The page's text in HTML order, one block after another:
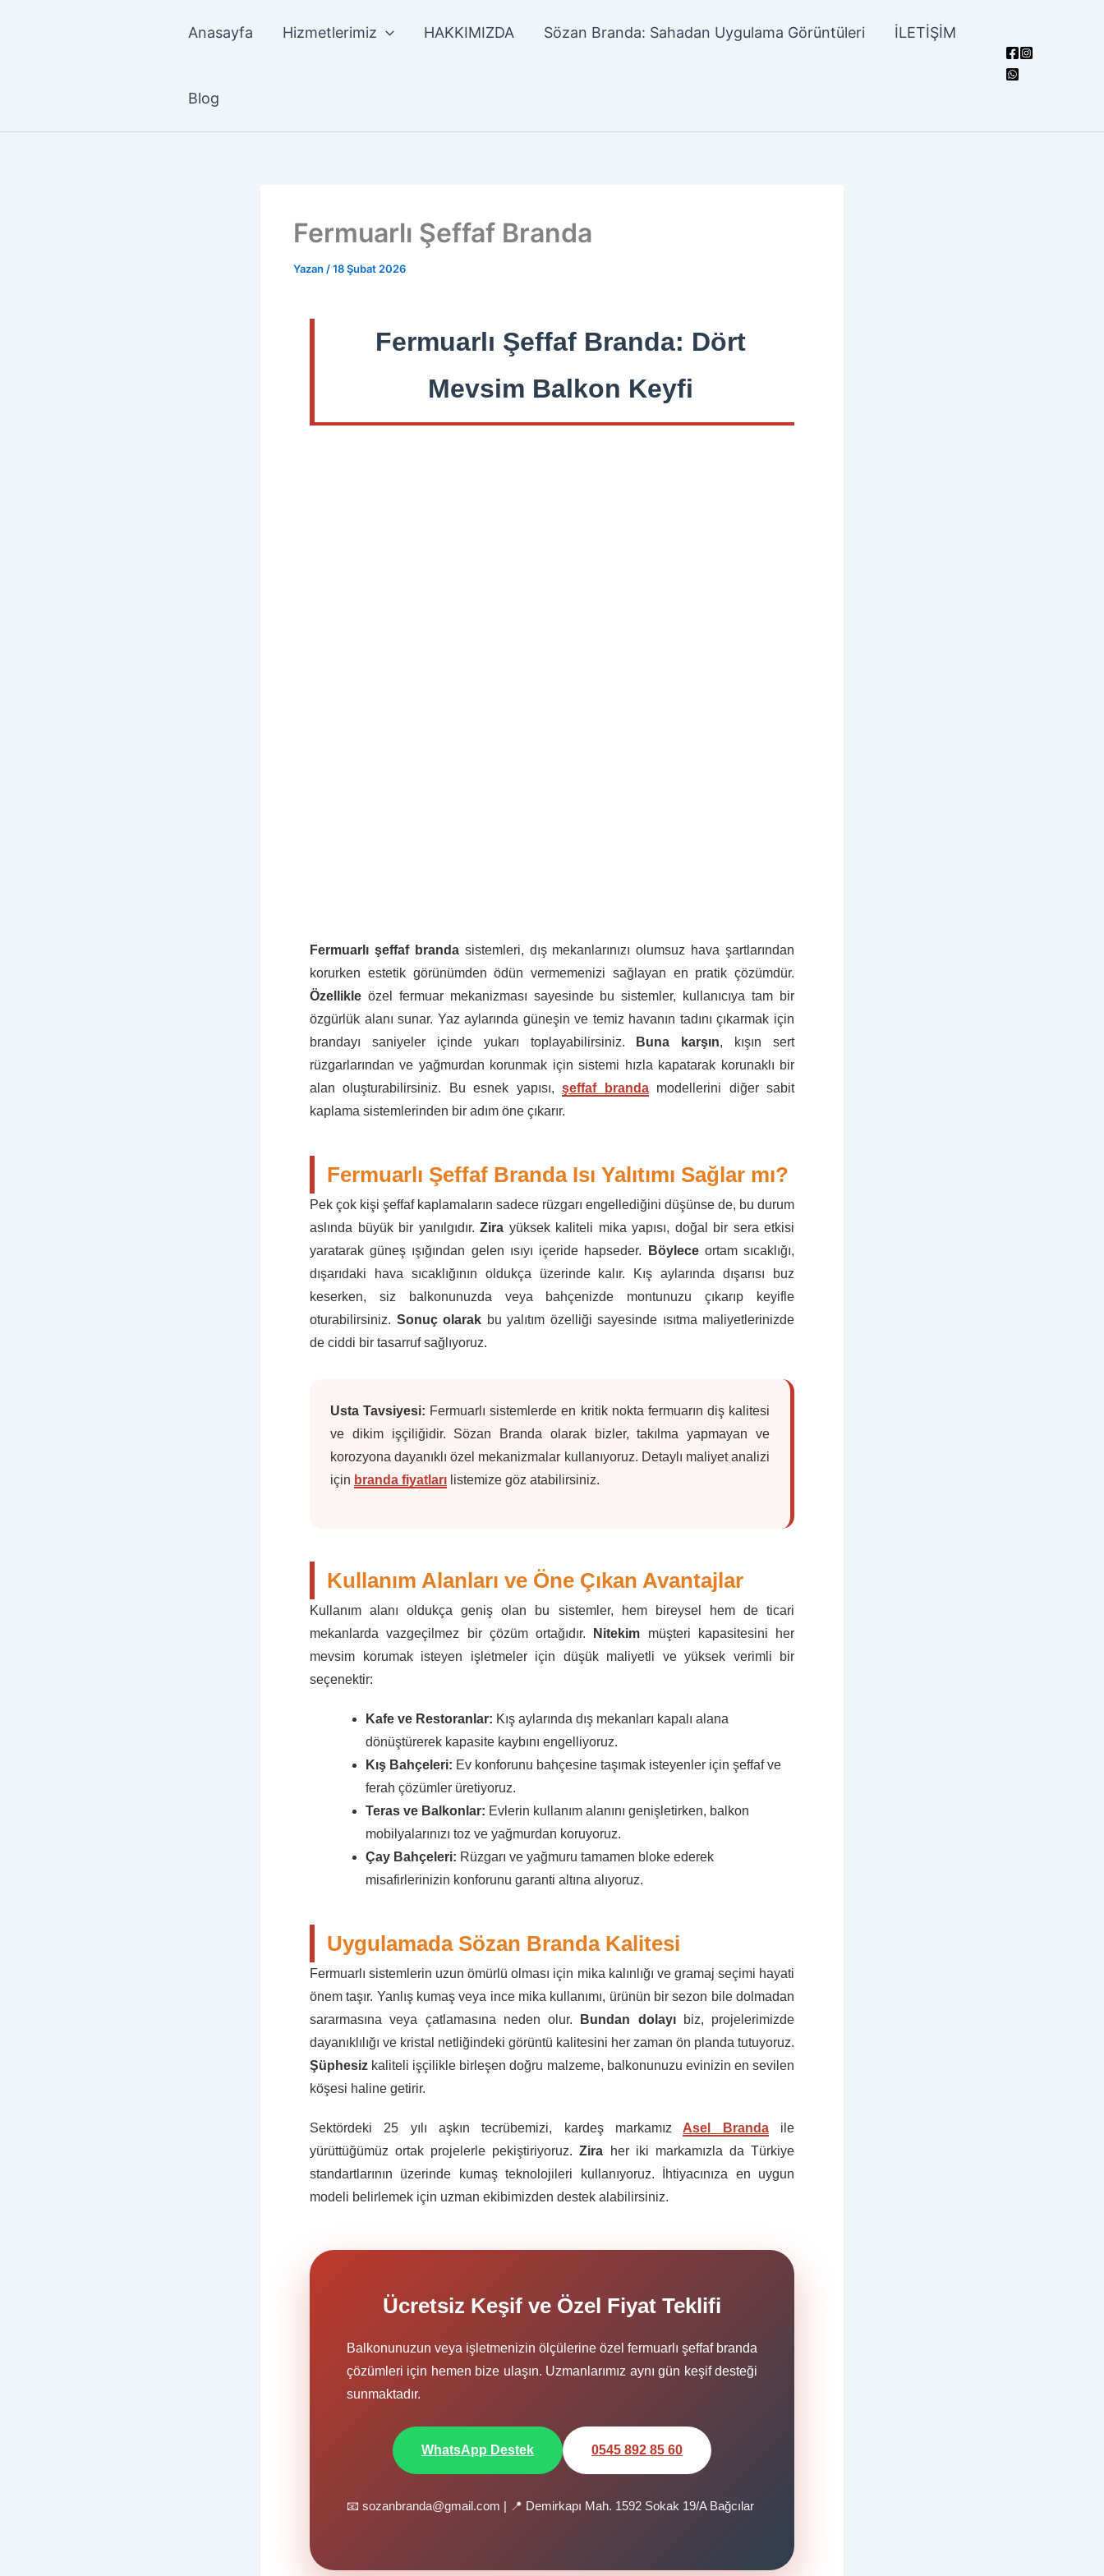
Anasayfa Hizmetlerimiz HAKKIMIZDA Sözan Branda: Sahadan Uygulama Görüntüleri İLETİŞİM
Blog
Fermuarlı Şeffaf Branda
Yazan /18 Şubat 2026
Fermuarlı Şeffaf Branda: Dört
Mevsim Balkon Keyfi
Fermuarlı şeffaf brandasistemleri, dış mekanlarınızı olumsuz hava şartlarından
korurken estetik görünümden ödün vermemenizi sağlayan en pratik çözümdür.
Özellikle özel fermuar mekanizması sayesinde bu sistemler, kullanıcıya tam bir
özgürlük alanı sunar. Yaz aylarında güneşin ve temiz havanın tadını çıkarmak için
brandayı saniyeler içinde yukarı toplayabilirsiniz.
Buna karşın, kışın sert
rüzgarlarından ve yağmurdan korunmak için sistemi hızla kapatarak korunaklı bir
alan oluşturabilirsiniz. Bu esnek yapısı,şeffaf brandamodellerini diğer sabit
kaplama sistemlerinden bir adım öne çıkarır.
Fermuarlı Şeffaf Branda Isı Yalıtımı Sağlar mı?
Pek çok kişi şeffaf kaplamaların sadece rüzgarı engellediğini düşünse de, bu durum
aslında büyük bir yanılgıdır. Zira yüksek kaliteli mika yapısı, doğal bir sera etkisi
yaratarak güneş ışığından gelen ısıyı içeride hapseder.
Böyleceortam sıcaklığı,
dışarıdaki hava sıcaklığının oldukça üzerinde kalır. Kış aylarında dışarısı buz
keserken, siz balkonunuzda veya bahçenizde montunuzu çıkarıp keyifle
oturabilirsiniz. Sonuç olarak bu yalıtım özelliği sayesinde ısıtma maliyetlerinizde
de ciddi bir tasarruf sağlıyoruz.
Usta Tavsiyesi: Fermuarlı sistemlerde en kritik nokta fermuarın diş kalitesi
ve dikim işçiliğidir. Sözan Branda olarak bizler, takılma yapmayan ve
korozyona dayanıklı özel mekanizmalar kullanıyoruz. Detaylı maliyet analizi
için branda fiyatları listemize göz atabilirsiniz.
Kullanım Alanları ve Öne Çıkan Avantajlar
Kullanım alanı oldukça geniş olan bu sistemler, hem bireysel hem de ticari
mekanlarda vazgeçilmez bir çözüm ortağıdır.
Nitekim müşteri kapasitesini her
mevsim korumak isteyen işletmeler için düşük maliyetli ve yüksek verimli bir
seçenektir:
Kafe ve Restoranlar: Kış aylarında dış mekanları kapalı alana
dönüştürerek kapasite kaybını engelliyoruz.
Kış Bahçeleri: Ev konforunu bahçesine taşımak isteyenler için şeffaf ve
ferah çözümler üretiyoruz.
Teras ve Balkonlar: Evlerin kullanım alanını genişletirken, balkon
mobilyalarınızı toz ve yağmurdan koruyoruz.
Çay Bahçeleri: Rüzgarı ve yağmuru tamamen bloke ederek
misafirlerinizin konforunu garanti altına alıyoruz.
Uygulamada Sözan Branda Kalitesi
Fermuarlı sistemlerin uzun ömürlü olması için mika kalınlığı ve gramaj seçimi hayati
önem taşır. Yanlış kumaş veya ince mika kullanımı, ürünün bir sezon bile dolmadan
sararmasına veya çatlamasına neden olur.
Bundan dolayıbiz, projelerimizde
dayanıklılığı ve kristal netliğindeki görüntü kalitesini her zaman ön planda tutuyoruz.
Şüphesiz kaliteli işçilikle birleşen doğru malzeme, balkonunuzu evinizin en sevilen
köşesi haline getirir.
Sektördeki 25 yılı aşkın tecrübemizi, kardeş markamız Asel Brandaile
yürüttüğümüz ortak projelerle pekiştiriyoruz.Zira her iki markamızla da Türkiye
standartlarının üzerinde kumaş teknolojileri kullanıyoruz. İhtiyacınıza en uygun
modeli belirlemek için uzman ekibimizden destek alabilirsiniz.
Ücretsiz Keşif ve Özel Fiyat Teklifi
Balkonunuzun veya işletmenizin ölçülerine özel fermuarlı şeffaf branda
çözümleri için hemen bize ulaşın. Uzmanlarımız aynı gün keşif desteği
sunmaktadır.
WhatsApp Destek 0545 892 85 60
📧 sozanbranda@gmail.com | 📍 Demirkapı Mah. 1592 Sokak 19/A Bağcılar